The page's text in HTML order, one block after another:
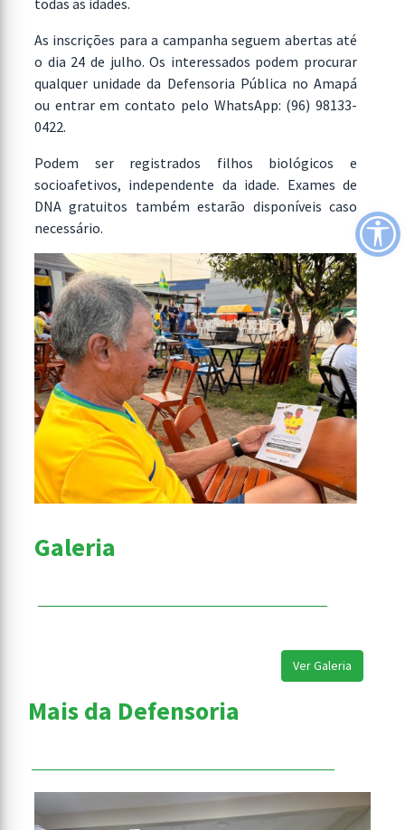
As inscrições para a campanha seguem abertas até
o dia 24 de julho. Os interessados podem procurar
qualquer unidade da Defensoria Pública no Amapá
ou entrar em contato pelo WhatsApp: (96) 98133-
0422.
Podem ser registrados filhos biológicos e
socioafetivos, independente da idade. Exames de
DNA gratuitos também estarão disponíveis caso
necessário.
Galeria
Ver Galeria
Mais da Defensoria